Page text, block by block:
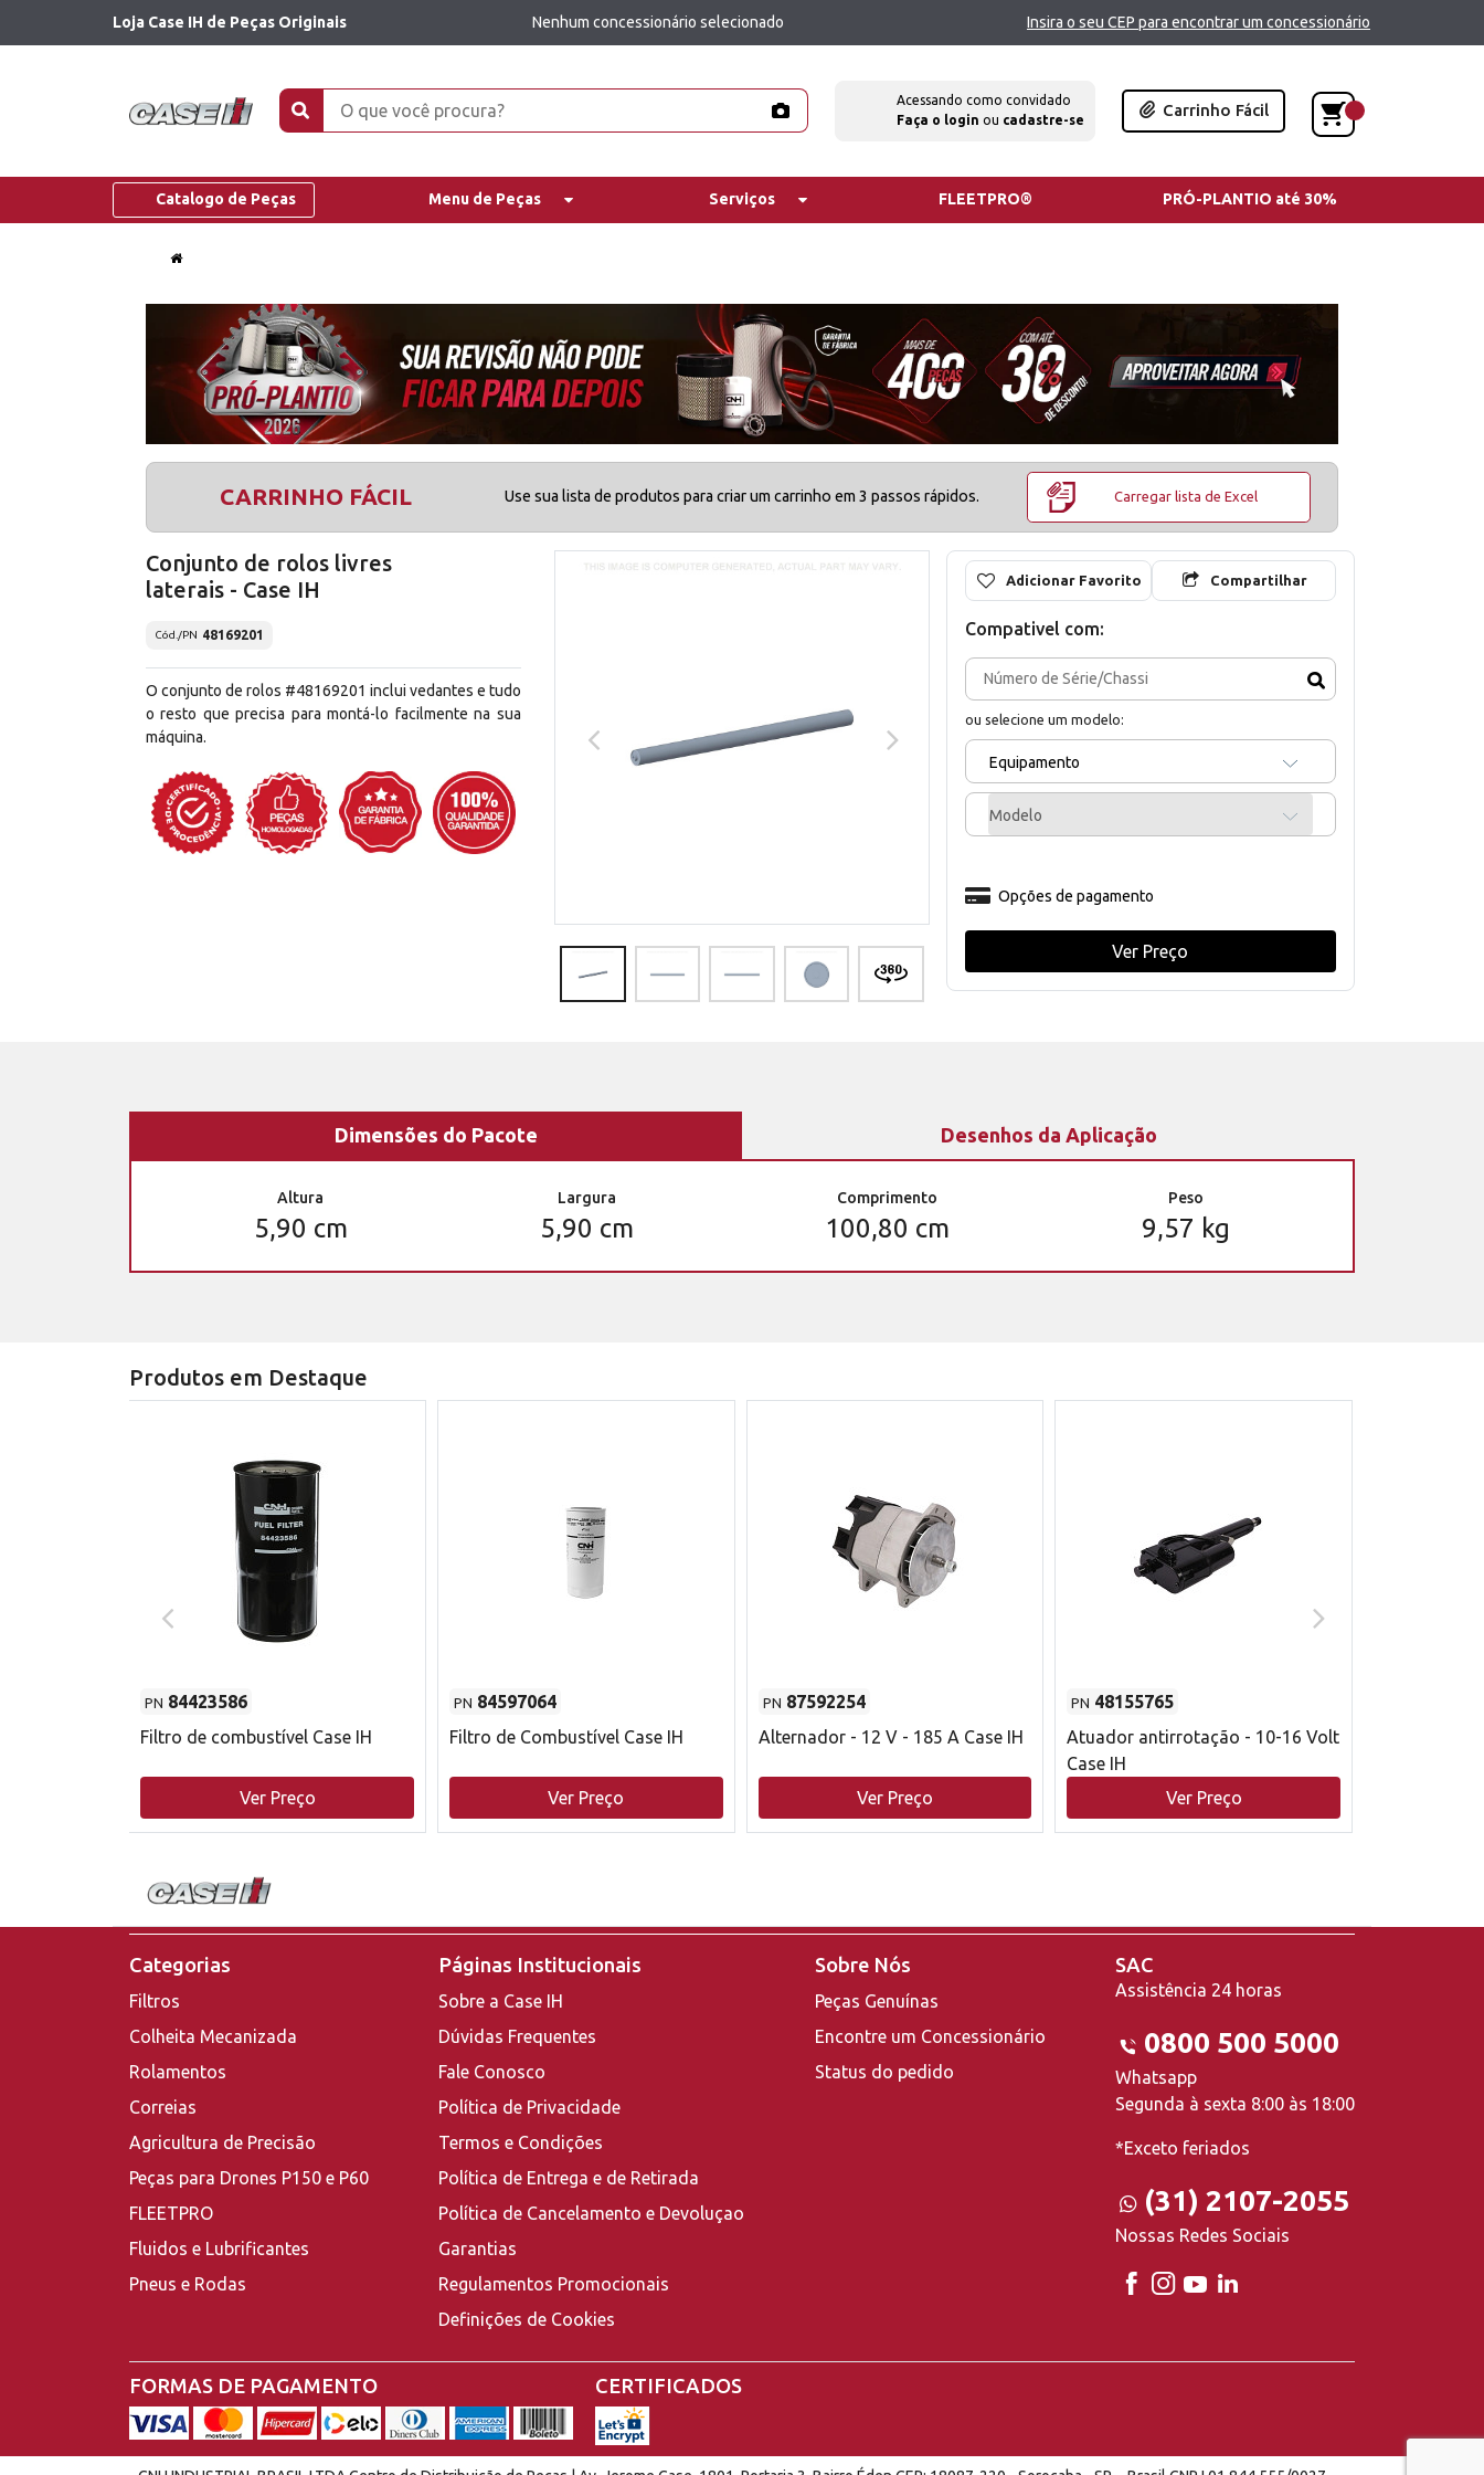
Loja Case IH de Peças Originais Nenhum concessionário selecionado Insira o seu CEP para encontrar um concessionário
Acessando como convidado
Faça o login ou cadastre-se
Carrinho Fácil
Catalogo de Peças Menu de Peças Serviços FLEETPRO® PRÓ-PLANTIO até 30%
CARRINHO FÁCIL Use sua lista de produtos para criar um carrinho em 3 passos rápidos. Carregar lista de Excel
Conjunto de rolos livres
laterais - Case IH
Cód./PN 48169201
O conjunto de rolos #48169201 inclui vedantes e tudo
o resto que precisa para montá-lo facilmente na sua
máquina.
Adicionar Favorito Compartilhar
Compativel com:
ou selecione um modelo:
Equipamento
Modelo
Opções de pagamento
Ver Preço
Dimensões do Pacote Desenhos da Aplicação
Altura
5,90 cm
Largura
5,90 cm
Comprimento
100,80 cm
Peso
9,57 kg
Produtos em Destaque
PN 84423586
Filtro de combustível Case IH
Ver Preço
PN 84597064
Filtro de Combustível Case IH
Ver Preço
PN 87592254
Alternador - 12 V - 185 A Case IH
Ver Preço
PN 48155765
Atuador antirrotação - 10-16 Volt
Case IH
Ver Preço
Categorias
Filtros
Colheita Mecanizada
Rolamentos
Correias
Agricultura de Precisão
Peças para Drones P150 e P60
FLEETPRO
Fluidos e Lubrificantes
Pneus e Rodas
Páginas Institucionais
Sobre a Case IH
Dúvidas Frequentes
Fale Conosco
Política de Privacidade
Termos e Condições
Política de Entrega e de Retirada
Política de Cancelamento e Devoluçao
Garantias
Regulamentos Promocionais
Definições de Cookies
Sobre Nós
Peças Genuínas
Encontre um Concessionário
Status do pedido
SAC
Assistência 24 horas
0800 500 5000
Whatsapp
Segunda à sexta 8:00 às 18:00
*Exceto feriados
(31) 2107-2055
Nossas Redes Sociais
FORMAS DE PAGAMENTO CERTIFICADOS